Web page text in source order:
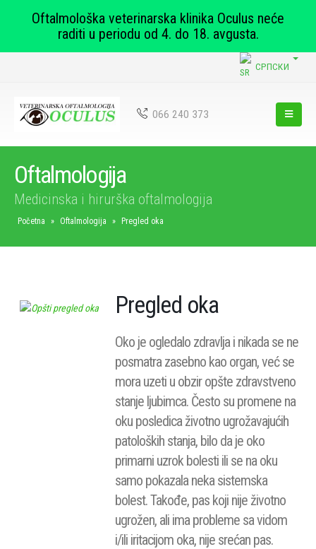
СРПСКИ
066 240 373
Oftalmologija
Medicinska i hirurška oftalmologija
Početna » Oftalmologija » Pregled oka
Pregled oka
Oko je ogledalo zdravlja i nikada se ne
posmatra zasebno kao organ, već se
mora uzeti u obzir opšte zdravstveno
stanje ljubimca. Često su promene na
oku posledica životno ugrožavajućih
patoloških stanja, bilo da je oko
primarni uzrok bolesti ili se na oku
samo pokazala neka sistemska
bolest. Takođe, pas koji nije životno
ugrožen, ali ima probleme sa vidom
i/ili iritacijom oka, nije srećan pas.
Oftalmološka veterinarska klinika Oculus neće
raditi u periodu od 4. do 18. avgusta.